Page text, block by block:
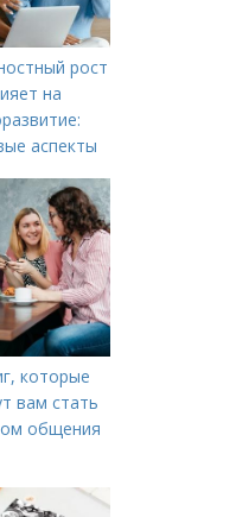
рост
на
аспекты
которые
вам стать
общения